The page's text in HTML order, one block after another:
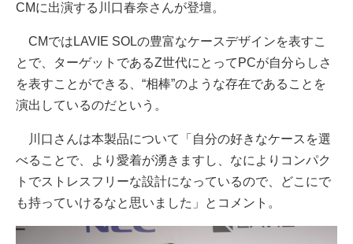
CMに出演する川口春奈さんが登壇。
CMではLAVIE SOLの豊富なケースデザインを表すこ
とで、ターゲットであるZ世代にとってPCが自分らしさ
を表すことができる、“相棒”のような存在であることを
演出しているのだという。
川口さんは本製品について「自分の好きなケースを選
べることで、より愛着が湧きますし、なによりコンパク
トでストレスフリーな設計になっているので、どこにで
も持っていけるなと思いました」とコメント。